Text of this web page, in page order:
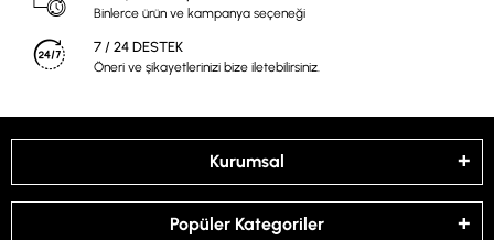
Binlerce ürün ve kampanya seçeneği
7 / 24 DESTEK
Öneri ve şikayetlerinizi bize iletebilirsiniz.
Kurumsal
Popüler Kategoriler